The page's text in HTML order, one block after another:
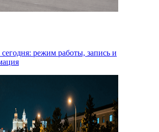
режим работы, запись и